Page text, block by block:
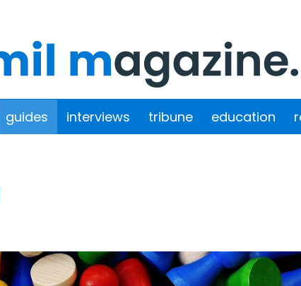
guides interviews tribune education